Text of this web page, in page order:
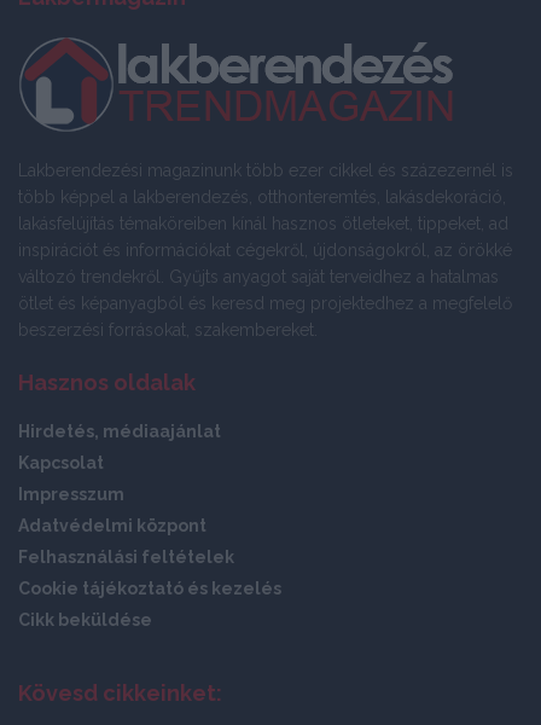
Lakberendezési magazinunk több ezer cikkel és százezernél is
több képpel a lakberendezés, otthonteremtés, lakásdekoráció,
lakásfelújítás témaköreiben kínál hasznos ötleteket, tippeket, ad
inspirációt és információkat cégekről, újdonságokról, az örökké
változó trendekről. Gyűjts anyagot saját terveidhez a hatalmas
ötlet és képanyagból és keresd meg projektedhez a megfelelő
beszerzési forrásokat, szakembereket.
Hasznos oldalak
Hirdetés, médiaajánlat
Kapcsolat
Impresszum
Adatvédelmi központ
Felhasználási feltételek
Cookie tájékoztató és kezelés
Cikk beküldése
Kövesd cikkeinket: